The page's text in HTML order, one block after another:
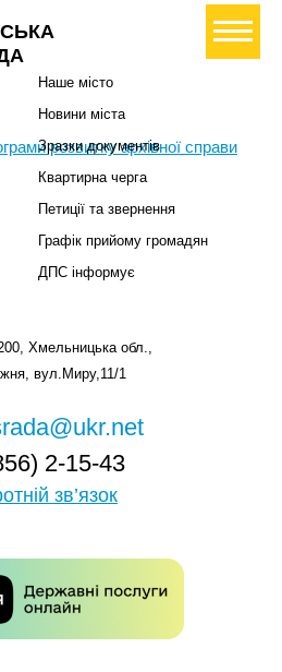
петицію
розвитку архівної справи
Наше місто
Новини міста
Зразки документів
Квартирна черга
Петиції та звернення
Графік прийому громадян
ДПС інформує
Хмельницька обл.,
вул.Миру,11/1
2-15-43
зв’язок